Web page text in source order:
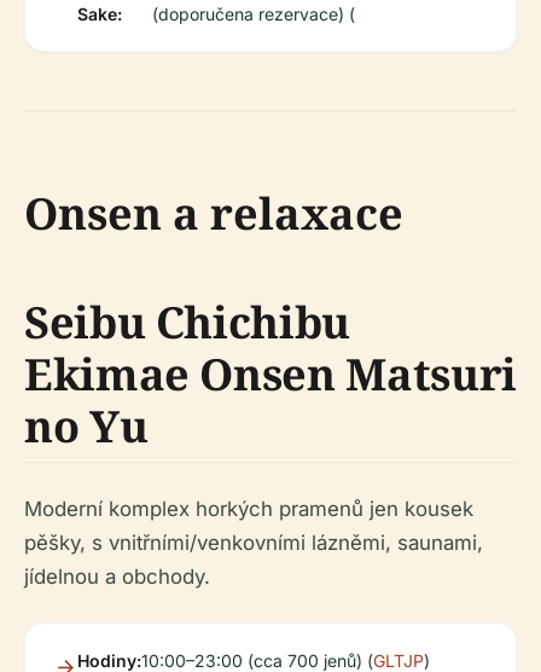
Sake:
(doporučena rezervace) (
Onsen a relaxace
Seibu Chichibu
Ekimae Onsen Matsuri
no Yu
Moderní komplex horkých pramenů jen kousek
pěšky, s vnitřními/venkovními lázněmi, saunami,
jídelnou a obchody.
Hodiny:10:00–23:00 (cca 700 jenů) (GLTJP)